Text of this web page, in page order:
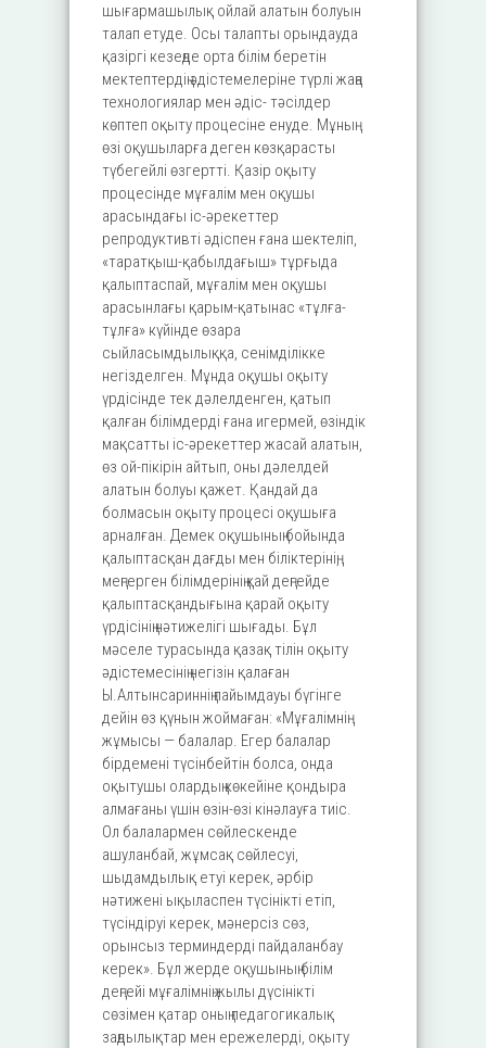
шығармашылық ойлай алатын болуын
талап етуде. Осы талапты орындауда
қазіргі кезеңде орта білім беретін
мектептердің әдістемелеріне түрлі жаңа
технологиялар мен әдіс- тәсілдер
көптеп оқыту процесіне енуде. Мұның
өзі оқушыларға деген көзқарасты
түбегейлі өзгертті. Қазір оқыту
процесінде мұғалім мен оқушы
арасындағы іс-әрекеттер
репродуктивті әдіспен ғана шектеліп,
«таратқыш-қабылдағыш» тұрғыда
қалыптаспай, мұғалім мен оқушы
арасынлағы қарым-қатынас «тұлға-
тұлға» күйінде өзара
сыйласымдылыққа, сенімділікке
негізделген. Мұнда оқушы оқыту
үрдісінде тек дәлелденген, қатып
қалған білімдерді ғана игермей, өзіндік
мақсатты іс-әрекеттер жасай алатын,
өз ой-пікірін айтып, оны дәлелдей
алатын болуы қажет. Қандай да
болмасын оқыту процесі оқушыға
арналған. Демек оқушының бойында
қалыптасқан дағды мен біліктерінің,
меңгерген білімдерінің қай деңгейде
қалыптасқандығына қарай оқыту
үрдісінің нәтижелігі шығады. Бұл
мәселе турасында қазақ тілін оқыту
әдістемесінің негізін қалаған
Ы.Алтынсариннің пайымдауы бүгінге
дейін өз қүнын жоймаған: «Мұғалімнің
жұмысы — балалар. Егер балалар
бірдемені түсінбейтін болса, онда
оқытушы олардың көкейіне қондыра
алмағаны үшін өзін-өзі кінәлауға тиіс.
Ол балалармен сөйлескенде
ашуланбай, жұмсақ сөйлесуі,
шыдамдылық етуі керек, әрбір
нәтижені ықыласпен түсінікті етіп,
түсіндіруі керек, мәнерсіз сөз,
орынсыз терминдерді пайдаланбау
керек». Бұл жерде оқушының білім
деңгейі мұғалімнің жылы дүсінікті
сөзімен қатар оның педагогикалық
заңдылықтар мен ережелерді, оқыту